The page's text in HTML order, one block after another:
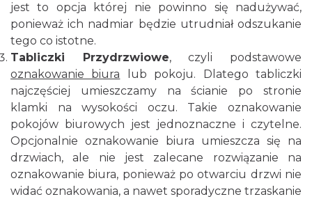
jest to opcja której nie powinno się nadużywać,
ponieważ ich nadmiar będzie utrudniał odszukanie
tego co istotne.
Tabliczki Przydrzwiowe, czyli podstawowe
oznakowanie biura lub pokoju. Dlatego tabliczki
najczęściej umieszczamy na ścianie po stronie
klamki na wysokości oczu. Takie oznakowanie
pokojów biurowych jest jednoznaczne i czytelne.
Opcjonalnie oznakowanie biura umieszcza się na
drzwiach, ale nie jest zalecane rozwiązanie na
oznakowanie biura, ponieważ po otwarciu drzwi nie
widać oznakowania, a nawet sporadyczne trzaskanie